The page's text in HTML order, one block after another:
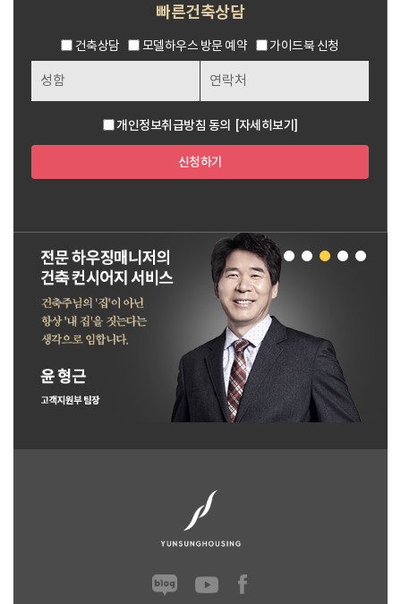
빠른건축상담
건축상담 모델하우스 방문 예약 가이드북 신청
개인정보취급방침 동의 [자세히보기]
신청하기